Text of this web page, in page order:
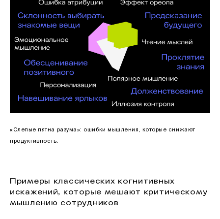
«Слепые пятна разума»: ошибки мышления, которые снижают
продуктивность.
Примеры классических когнитивных
искажений, которые мешают критическому
мышлению сотрудников